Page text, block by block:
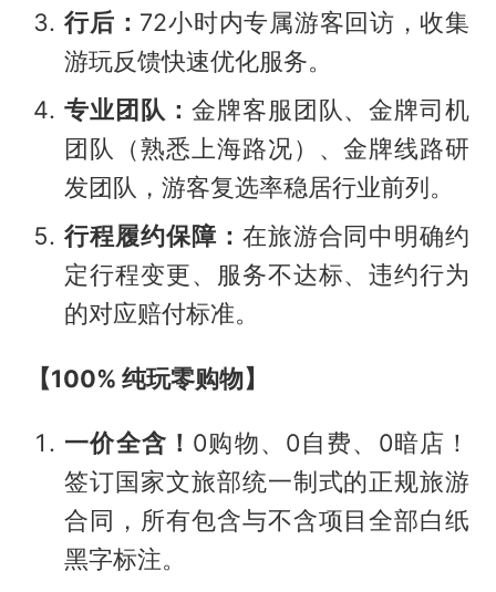
行后： 72小时内专属游客回访，收集
游玩反馈快速优化服务。
专业团队： 金牌客服团队、金牌司机
团队（熟悉上海路况）、金牌线路研
发团队，游客复选率稳居行业前列。
行程履约保障： 在旅游合同中明确约
定行程变更、服务不达标、违约行为
的对应赔付标准。
【100% 纯玩零购物】
一价全含！ 0购物、0自费、0暗店！
签订国家文旅部统一制式的正规旅游
合同，所有包含与不含项目全部白纸
黑字标注。